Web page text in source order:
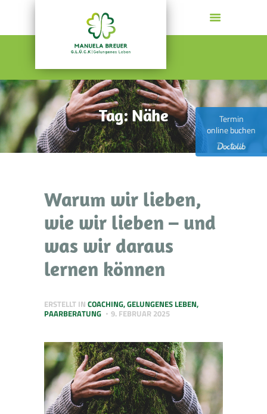
Termin
online buchen
Tag: Nähe
MANUELA BREUER
G.L.Ü.C.K | Gelungenes Leben
HOME
PSYCHOTHERAPIE
COACHING
GESUNDE FÜHRUNG
AKTUELLES
WER ICH BIN
Warum wir lieben,
wie wir lieben – und
was wir daraus
lernen können
ERSTELLT IN COACHING,GELUNGENES LEBEN,
PAARBERATUNG
9. FEBRUAR 2025